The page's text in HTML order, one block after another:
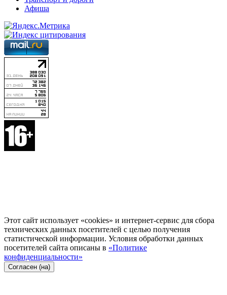
Афиша
Этот сайт использует «cookies» и интернет-сервис для сбора
технических данных посетителей с целью получения
статистической информации. Условия обработки данных
посетителей сайта описаны в «Политике
конфиденциальности»
Согласен (на)